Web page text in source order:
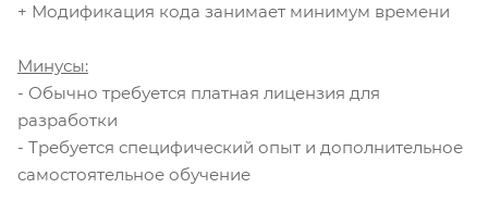
+ Модификация кода занимает минимум времени
Минусы:
- Обычно требуется платная лицензия для
разработки
- Требуется специфический опыт и дополнительное
самостоятельное обучение